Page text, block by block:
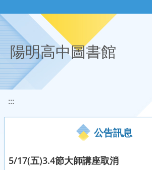
陽明高中圖書館
:::
公告訊息
5/17(五)3.4節大師講座取消